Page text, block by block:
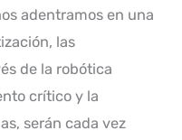
adentramos en una
las
de la robótica
crítico y la
serán cada vez